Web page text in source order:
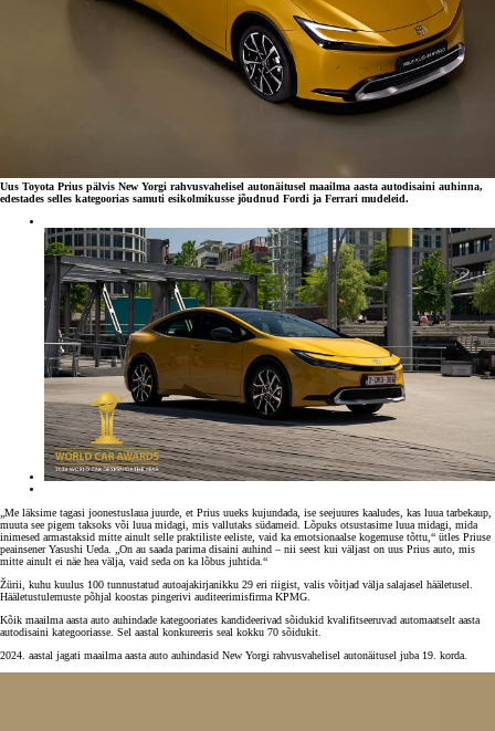
Uus Toyota Prius pälvis New Yorgi rahvusvahelisel autonäitusel maailma aasta autodisaini auhinna,
edestades selles kategoorias samuti esikolmikusse jõudnud Fordi ja Ferrari mudeleid.
„Me läksime tagasi joonestuslaua juurde, et Prius uueks kujundada, ise seejuures kaaludes, kas luua tarbekaup,
muuta see pigem taksoks või luua midagi, mis vallutaks südameid. Lõpuks otsustasime luua midagi, mida
inimesed armastaksid mitte ainult selle praktiliste eeliste, vaid ka emotsionaalse kogemuse tõttu,“ ütles Priuse
peainsener Yasushi Ueda. „On au saada parima disaini auhind – nii seest kui väljast on uus Prius auto, mis
mitte ainult ei näe hea välja, vaid seda on ka lõbus juhtida.“
Žürii, kuhu kuulus 100 tunnustatud autoajakirjanikku 29 eri riigist, valis võitjad välja salajasel hääletusel.
Hääletustulemuste põhjal koostas pingerivi auditeerimisfirma KPMG.
Kõik maailma aasta auto auhindade kategooriates kandideerivad sõidukid kvalifitseeruvad automaatselt aasta
autodisaini kategooriasse. Sel aastal konkureeris seal kokku 70 sõidukit.
2024. aastal jagati maailma aasta auto auhindasid New Yorgi rahvusvahelisel autonäitusel juba 19. korda.